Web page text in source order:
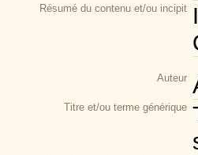
Résumé du contenu et/ou incipit
Auteur
Titre et/ou terme générique